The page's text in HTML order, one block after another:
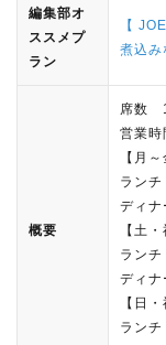
編集部オ
ススメプ
ラン
【
煮込み
概要
席数
営業時
【月～
ラン
ディ
【土・
ラン
ディ
【日・
ラン